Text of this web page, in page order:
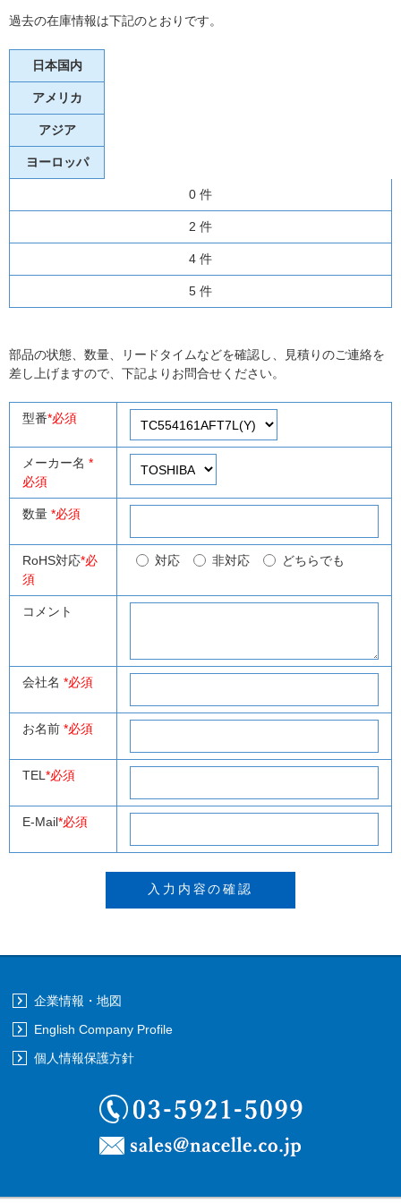
過去の在庫情報は下記のとおりです。
日本国内
アメリカ
アジア
ヨーロッパ
0 件
2 件
4 件
5 件
部品の状態、数量、リードタイムなどを確認し、見積りのご連絡を
差し上げますので、下記よりお問合せください。
型番*必須
メーカー名 *
必須
数量 *必須
RoHS対応*必
須
対応 非対応 どちらでも
コメント
会社名 *必須
お名前 *必須
TEL *必須
E-Mail*必須
企業情報・地図
English Company Profile
個人情報保護方針